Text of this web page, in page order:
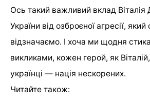
Ось такий важливий вклад
України від озброєної агресії,
відзначаємо. І хоча ми щодня
викликами, кожен герой, як
українці — нація нескорених.
Читайте також: